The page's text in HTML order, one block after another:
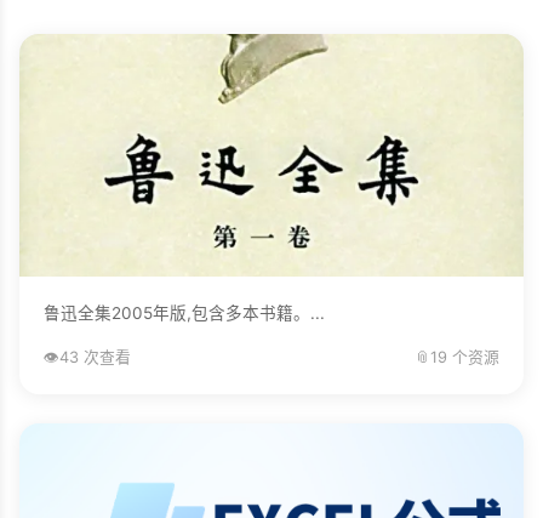
鲁迅全集2005年版,包含多本书籍。...
👁️43 次查看 📎 19 个资源